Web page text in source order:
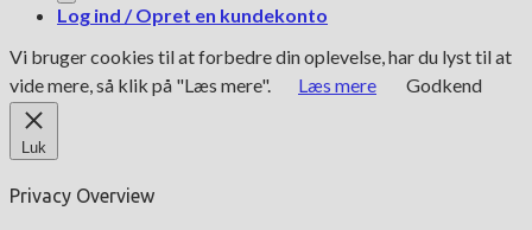
Log ind / Opret en kundekonto
Vi bruger cookies til at forbedre din oplevelse, har du lyst til at
vide mere, så klik på "Læs mere".
Læs mere Godkend
Luk
Privacy Overview